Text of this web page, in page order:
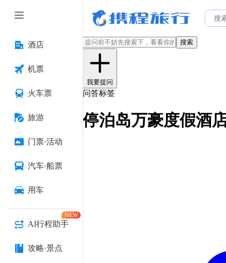
酒店
机票
火车票
旅游
门票·活动
汽车·船票
用车
AI行程助手
NEW
攻略·景点
搜索
我要提问
问答标签
停泊岛万豪度假酒